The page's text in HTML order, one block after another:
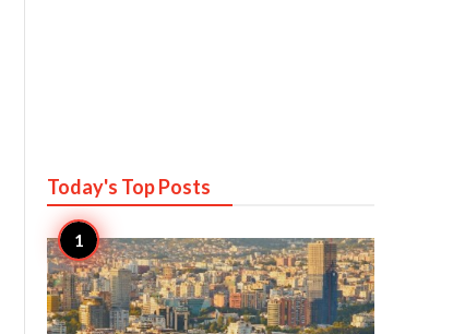
Today's TopPosts